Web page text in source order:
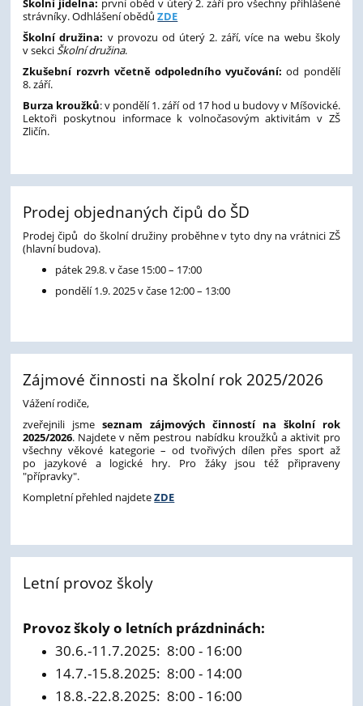
Školní jídelna: první oběd v úterý 2. září pro všechny přihlášené
strávníky. Odhlášení obědůZDE
Školní družina: v provozu od úterý 2. září, více na webu školy
v sekciŠkolní družina.
Zkušební rozvrh včetně odpoledního vyučování: od pondělí
8. září.
Burza kroužků: v pondělí 1. září od 17 hod u budovy v Míšovické.
Lektoři poskytnou informace k volnočasovým aktivitám v ZŠ
Zličín.
Prodej objednaných čipů do ŠD
Prodej čipů do školní družiny proběhne v tyto dny na vrátnici ZŠ
(hlavní budova).
pátek 29.8. v čase 15:00 – 17:00
pondělí 1.9. 2025 v čase 12:00 – 13:00
Zájmové činnosti na školní rok 2025/2026
Vážení rodiče,
zveřejnili jsme seznam zájmových činností na školní rok
2025/2026. Najdete v něm pestrou nabídku kroužků a aktivit pro
všechny věkové kategorie – od tvořivých dílen přes sport až
po jazykové a logické hry. Pro žáky jsou též připraveny
"přípravky".
Kompletní přehled najdeteZDE
Letní provoz školy
Provoz školy o letních prázdninách:
30.6.-11.7.2025: 8:00 - 16:00
14.7.-15.8.2025: 8:00 - 14:00
18.8.-22.8.2025: 8:00 - 16:00